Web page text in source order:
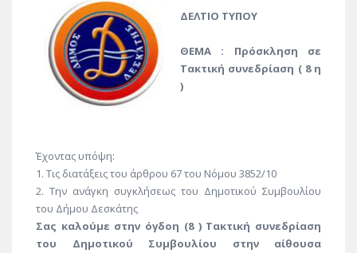
ΔΕΛΤΙΟ ΤΥΠΟΥ
ΘΕΜΑ : Πρόσκληση σε
Τακτική συνεδρίαση ( 8 η
)
Έχοντας υπόψη:
1. Τις διατάξεις του άρθρου 67 του Νόμου 3852/10
2. Την ανάγκη συγκλήσεως του Δημοτικού Συμβουλίου
του Δήμου Δεσκάτης
Σας καλούμε στην όγδοη (8 ) Τακτική συνεδρίαση
του Δημοτικού Συμβουλίου στην αίθουσα